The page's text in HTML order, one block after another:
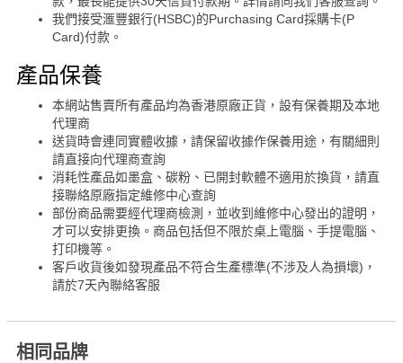
我們接受滙豐銀行(HSBC)的Purchasing Card採購卡(P
Card)付款。
產品保養
本網站售賣所有產品均為香港原廠正貨，設有保養期及本地
代理商
送貨時會連同實體收據，請保留收據作保養用途，有關細則
請直接向代理商查詢
消耗性產品如墨盒、碳粉、已開封軟體不適用於換貨，請直
接聯絡原廠指定維修中心查詢
部份商品需要經代理商檢測，並收到維修中心發出的證明，
才可以安排更換。商品包括但不限於桌上電腦、手提電腦、
打印機等。
客戶收貨後如發現產品不符合生產標準(不涉及人為損壞)，
請於7天內聯絡客服
相同品牌